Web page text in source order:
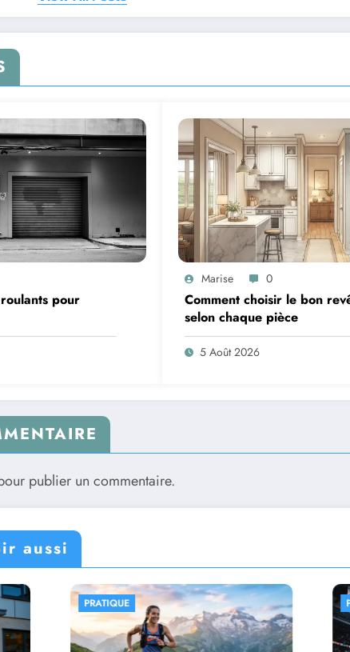
pour
Marise 0
Comment choisir le bon
selon chaque pièce
5 Août 2026
publier un commentaire.
aussi
PRATIQUE